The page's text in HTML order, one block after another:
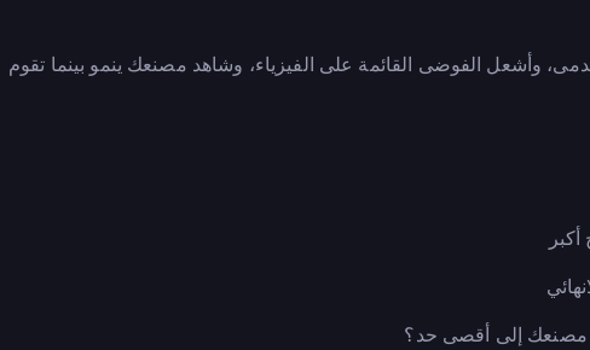
وأشعل الفوضى القائمة على الفيزياء، وشاهد مصنعك ينمو بينما تقوم
مصنعك إلى أقصى حد؟